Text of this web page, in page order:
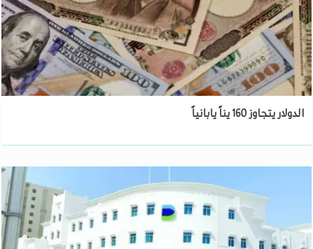
الدولار يتجاوز 160 يناً يابانياً